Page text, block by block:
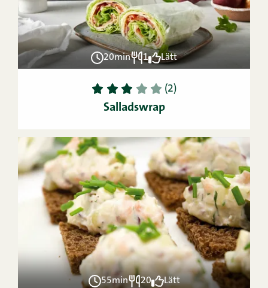
20min 1 Lätt
1 2 3 4 5 (2)
Salladswrap
55min 20 Lätt